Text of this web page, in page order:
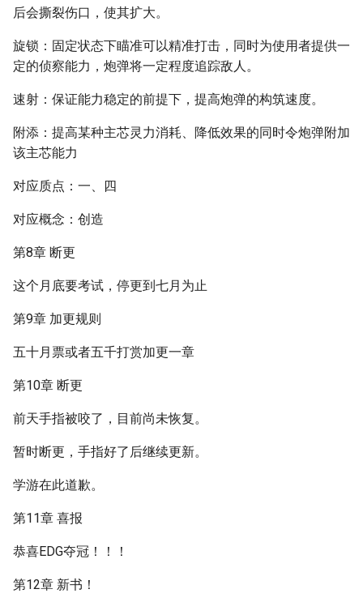
后会撕裂伤口，使其扩大。
旋锁：固定状态下瞄准可以精准打击，同时为使用者提供一
定的侦察能力，炮弹将一定程度追踪敌人。
速射：保证能力稳定的前提下，提高炮弹的构筑速度。
附添：提高某种主芯灵力消耗、降低效果的同时令炮弹附加
该主芯能力
对应质点：一、四
对应概念：创造
第8章 断更
这个月底要考试，停更到七月为止
第9章 加更规则
五十月票或者五千打赏加更一章
第10章 断更
前天手指被咬了，目前尚未恢复。
暂时断更，手指好了后继续更新。
学游在此道歉。
第11章 喜报
恭喜EDG夺冠！！！
第12章 新书！